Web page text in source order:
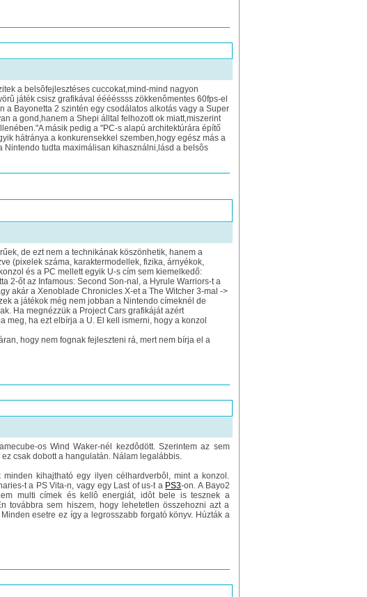
a belsôfejlesztéses cuccokat,mind-mind nagyon
játék csisz grafikával ééééssss zökkenômentes 60fps-el
a Bayonetta 2 szintén egy csodálatos alkotás vagy a Super
a gond,hanem a Shepi álltal felhozott ok miatt,miszerint
másik pedig a "PC-s alapú architektúrára építő
hátránya a konkurensekkel szemben,hogy egész más a
tudta maximálisan kihasználni,lásd a belsôs
de ezt nem a technikának köszönhetik, hanem a
(pixelek száma, karaktermodellek, fizika, árnyékok,
és a PC mellett egyik U-s cím sem kiemelkedő:
2-őt az Infamous: Second Son-nal, a Hyrule Warriors-t a
akár a Xenoblade Chronicles X-et a The Witcher 3-mal ->
a játékok még nem jobban a Nintendo címeknél de
Ha megnézzük a Project Cars grafikáját azért
meg, ha ezt elbírja a U. El kell ismerni, hogy a konzol
hogy nem fognak fejleszteni rá, mert nem bírja el a
os Wind Waker-nél kezdôdött. Szerintem az sem
csak dobott a hangulatán. Nálam legalábbis.
kihajtható egy ilyen célhardverbôl, mint a konzol.
t a PS Vita-n, vagy egy Last of us-t a PS3-on. A Bayo2
multi címek és kellô energiát, idôt bele is tesznek a
továbbra sem hiszem, hogy lehetetlen összehozni azt a
esetre ez így a legrosszabb forgató könyv. Húzták a